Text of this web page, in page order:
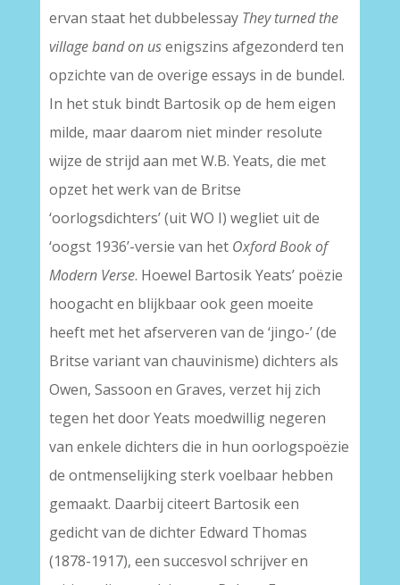
ervan staat het dubbelessay They turned the
village band on usenigszins afgezonderd ten
opzichte van de overige essays in de bundel.
In het stuk bindt Bartosik op de hem eigen
milde, maar daarom niet minder resolute
wijze de strijd aan met W.B. Yeats, die met
opzet het werk van de Britse
‘oorlogsdichters’ (uit WO I) wegliet uit de
‘oogst 1936’-versie van het Oxford Book of
Modern Verse. Hoewel Bartosik Yeats’ poëzie
hoogacht en blijkbaar ook geen moeite
heeft met het afserveren van de ‘jingo-’ (de
Britse variant van chauvinisme) dichters als
Owen, Sassoon en Graves, verzet hij zich
tegen het door Yeats moedwillig negeren
van enkele dichters die in hun oorlogspoëzie
de ontmenselijking sterk voelbaar hebben
gemaakt. Daarbij citeert Bartosik een
gedicht van de dichter Edward Thomas
(1878-1917), een succesvol schrijver en